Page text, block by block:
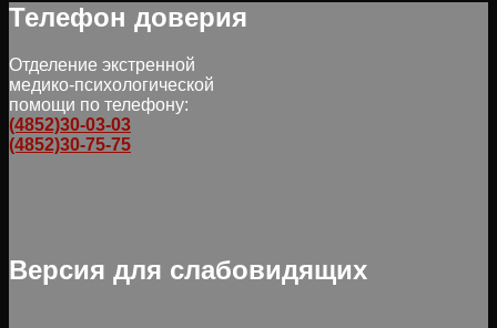
Телефон доверия
Отделение экстренной
медико-психологической
помощи по телефону:
(4852)30-03-03
(4852)30-75-75
Версия для слабовидящих